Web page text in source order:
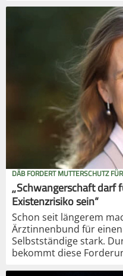
DÄB FORDERT MUTTERSCHUTZ
„Schwangerschaft darf
Existenzrisiko sein“
Schon seit längerem
Ärztinnenbund für
Selbstständige stark.
bekommt diese